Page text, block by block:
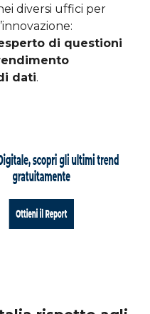
diversi uffici per
di questioni
dati.